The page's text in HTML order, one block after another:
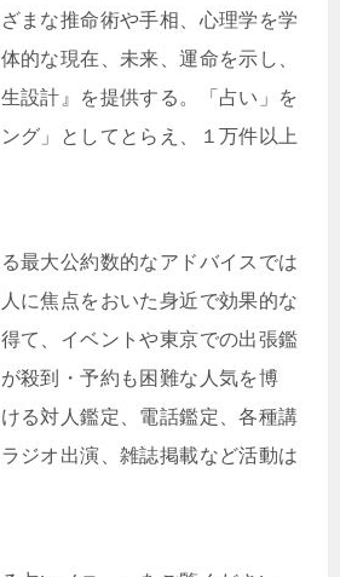
まな推命術や手相、心理学を学
的な現在、未来、運命を示し、
設計』を提供する。「占い」を
グ」としてとらえ、１万件以上
最大公約数的なアドバイスでは
に焦点をおいた身近で効果的な
て、イベントや東京での出張鑑
殺到・予約も困難な人気を博
る対人鑑定、電話鑑定、各種講
ジオ出演、雑誌掲載など活動は